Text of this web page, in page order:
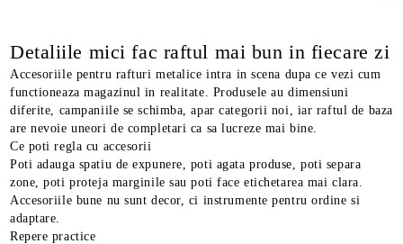
Detaliile mici fac raftul mai bun in fiecare zi
Accesoriile pentru rafturi metalice intra in scena dupa ce vezi cum
functioneaza magazinul in realitate. Produsele au dimensiuni
diferite, campaniile se schimba, apar categorii noi, iar raftul de baza
are nevoie uneori de completari ca sa lucreze mai bine.
Ce poti regla cu accesorii
Poti adauga spatiu de expunere, poti agata produse, poti separa
zone, poti proteja marginile sau poti face etichetarea mai clara.
Accesoriile bune nu sunt decor, ci instrumente pentru ordine si
adaptare.
Repere practice